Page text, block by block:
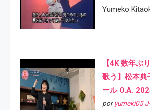
Yumeko
【4K 数年ぶ
歌う】松本典
ール O.A.
por yumeki05